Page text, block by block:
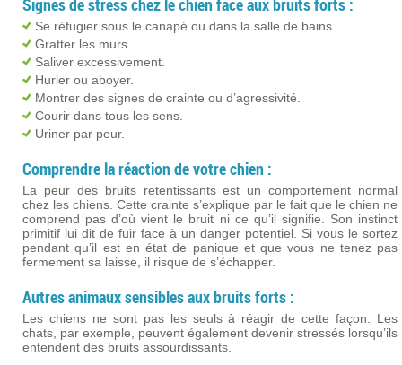
Signes de stress chez le chien face aux bruits forts :
Se réfugier sous le canapé ou dans la salle de bains.
Gratter les murs.
Saliver excessivement.
Hurler ou aboyer.
Montrer des signes de crainte ou d’agressivité.
Courir dans tous les sens.
Uriner par peur.
Comprendre la réaction de votre chien :
La peur des bruits retentissants est un comportement normal
chez les chiens. Cette crainte s’explique par le fait que le chien ne
comprend pas d’où vient le bruit ni ce qu’il signifie. Son instinct
primitif lui dit de fuir face à un danger potentiel. Si vous le sortez
pendant qu’il est en état de panique et que vous ne tenez pas
fermement sa laisse, il risque de s’échapper.
Autres animaux sensibles aux bruits forts :
Les chiens ne sont pas les seuls à réagir de cette façon. Les
chats, par exemple, peuvent également devenir stressés lorsqu’ils
entendent des bruits assourdissants.